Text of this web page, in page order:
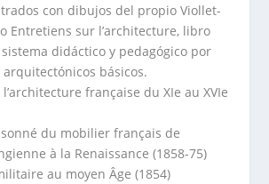
con dibujos del propio Viollet-
Entretiens sur l’architecture, libro
didáctico y pedagógico por
arquitectónicos básicos.
française du XIe au XVIe
du mobilier français de
à la Renaissance (1858-75)
au moyen Âge (1854)